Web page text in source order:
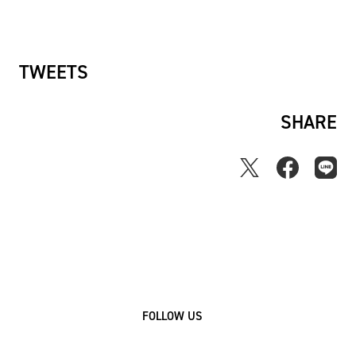
TWEETS
SHARE
FOLLOW US